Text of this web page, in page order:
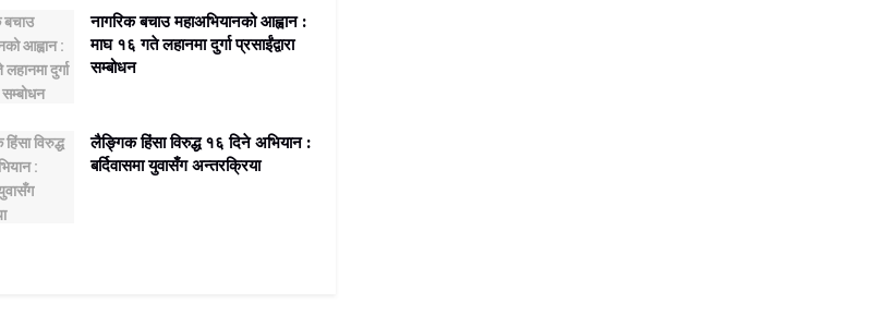
नागरिक बचाउ महाअभियानको आह्वान :
माघ १६ गते लहानमा दुर्गा प्रसाईंद्वारा
सम्बोधन
लैङ्गिक हिंसा विरुद्ध १६ दिने अभियान :
बर्दिवासमा युवासँग अन्तरक्रिया